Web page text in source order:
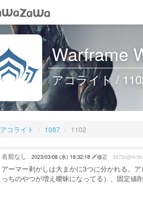
Warframe
アコライト /
アコライト 1087 1102
名前なし 2023/03/08 (水) 18:32:18 修正
アーマー剥がしは大まかに3つに分かれる。
っちのやつが増え曖昧になってる）、固定値